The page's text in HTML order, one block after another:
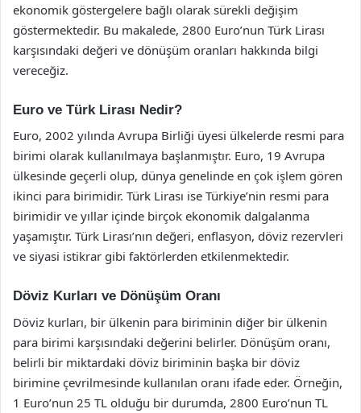
ekonomik göstergelere bağlı olarak sürekli değişim
göstermektedir. Bu makalede, 2800 Euro’nun Türk Lirası
karşısındaki değeri ve dönüşüm oranları hakkında bilgi
vereceğiz.
Euro ve Türk Lirası Nedir?
Euro, 2002 yılında Avrupa Birliği üyesi ülkelerde resmi para
birimi olarak kullanılmaya başlanmıştır. Euro, 19 Avrupa
ülkesinde geçerli olup, dünya genelinde en çok işlem gören
ikinci para birimidir. Türk Lirası ise Türkiye’nin resmi para
birimidir ve yıllar içinde birçok ekonomik dalgalanma
yaşamıştır. Türk Lirası’nın değeri, enflasyon, döviz rezervleri
ve siyasi istikrar gibi faktörlerden etkilenmektedir.
Döviz Kurları ve Dönüşüm Oranı
Döviz kurları, bir ülkenin para biriminin diğer bir ülkenin
para birimi karşısındaki değerini belirler. Dönüşüm oranı,
belirli bir miktardaki döviz biriminin başka bir döviz
birimine çevrilmesinde kullanılan oranı ifade eder. Örneğin,
1 Euro’nun 25 TL olduğu bir durumda, 2800 Euro’nun TL